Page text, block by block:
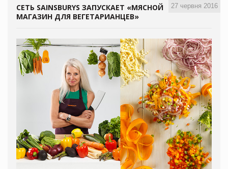
27 червня 2016
СЕТЬ SAINSBURYS ЗАПУСКАЕТ «МЯСНОЙ
МАГАЗИН ДЛЯ ВЕГЕТАРИАНЦЕВ»